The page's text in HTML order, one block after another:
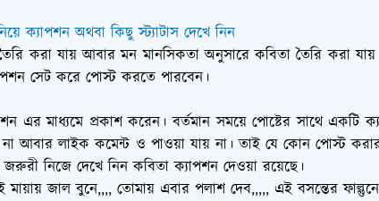
ক্যাপশন অথবা কিছু স্ট্যাটাস দেখে নিন
করা যায় আবার মন মানসিকতা অনুসারে কবিতা তৈরি করা
সেট করে পোস্ট করতে পারবেন।
এর মাধ্যমে প্রকাশ করেন। বর্তমান সময়ে পোষ্টের সাথে একটি
আবার লাইক কমেন্ট ও পাওয়া যায় না। তাই যে কোন পোস্ট
নিজে দেখে নিন কবিতা ক্যাপশন দেওয়া রয়েছে।
জাল বুনে,,,, তোমায় এবার পলাশ দেব,,,,, এই বসন্তের